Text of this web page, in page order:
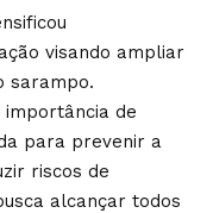
visando ampliar
sarampo.
importância de
para prevenir a
riscos de
alcançar todos